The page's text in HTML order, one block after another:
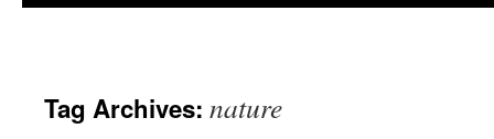
Tag Archives: nature